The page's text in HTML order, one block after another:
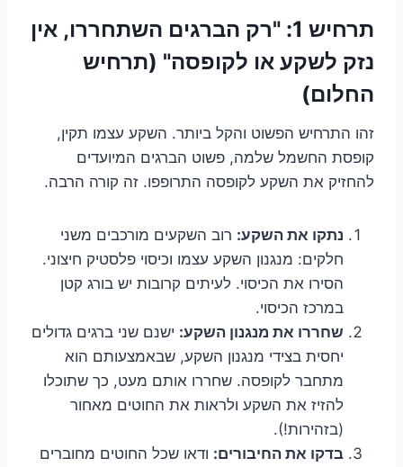
תרחיש 1: "רק הברגים השתחררו, אין
נזק לשקע או לקופסה" (תרחיש
החלום)
זהו התרחיש הפשוט והקל ביותר. השקע עצמו תקין,
קופסת החשמל שלמה, פשוט הברגים המיועדים
להחזיק את השקע לקופסה התרופפו. זה קורה הרבה.
נתקו את השקע: רוב השקעים מורכבים משני
חלקים: מנגנון השקע עצמו וכיסוי פלסטיק חיצוני.
הסירו את הכיסוי. לעיתים קרובות יש בורג קטן
במרכז הכיסוי.
שחררו את מנגנון השקע: ישנם שני ברגים גדולים
יחסית בצידי מנגנון השקע, שבאמצעותם הוא
מתחבר לקופסה. שחררו אותם מעט, כך שתוכלו
להזיז את השקע ולראות את החוטים מאחור
(בזהירות!).
בדקו את החיבורים: ודאו שכל החוטים מחוברים